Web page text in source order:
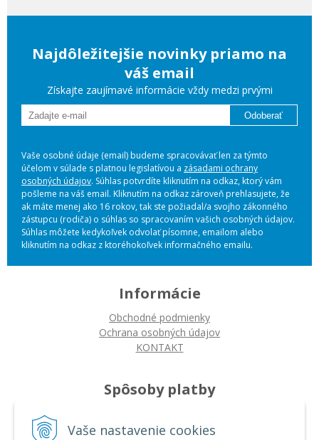
Vaše nastavenie cookies
Najdôležitejšie novinky priamo na
váš email
Získajte zaujímavé informácie vždy medzi prvými
Odoberať
Vaše osobné údaje (email) budeme spracovávať len za týmto
účelom v súlade s platnou legislatívou a zásadami ochrany
osobných údajov. Súhlas potvrdíte kliknutím na odkaz, ktorý vám
pošleme na váš email. Kliknutím na odkaz zároveň prehlasujete, že
ak máte menej ako 16 rokov, tak ste požiadal/a svojho zákonného
zástupcu (rodiča) o súhlas so spracovaním vašich osobných údajov.
Súhlas môžete kedykoľvek odvolať písomne, emailom alebo
kliknutím na odkaz z ktoréhokoľvek informačného emailu.
Informácie
Obchodné podmienky
Ochrana osobných údajov
KONTAKT
Spôsoby platby
Platba bankovým prevodom